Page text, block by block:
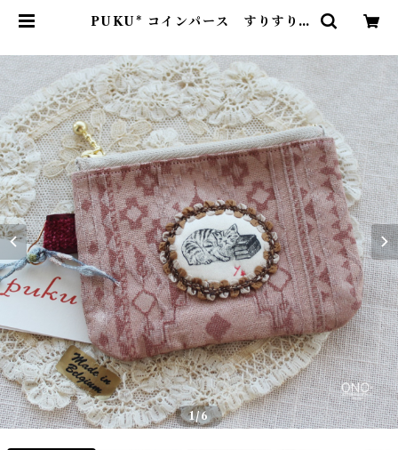
PUKU* コインパース すりすり |
1/6